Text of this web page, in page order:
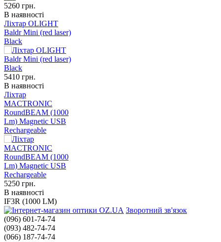
5260 грн.
В наявності
Ліхтар OLIGHT
Baldr Mini (red laser)
Black
5410 грн.
В наявності
Ліхтар
MACTRONIC
RoundBEAM (1000
Lm) Magnetic USB
Rechargeable
5250 грн.
В наявності
IF3R (1000 LM)
Зворотний зв'язок
(096) 601-74-74
(093) 482-74-74
(066) 187-74-74